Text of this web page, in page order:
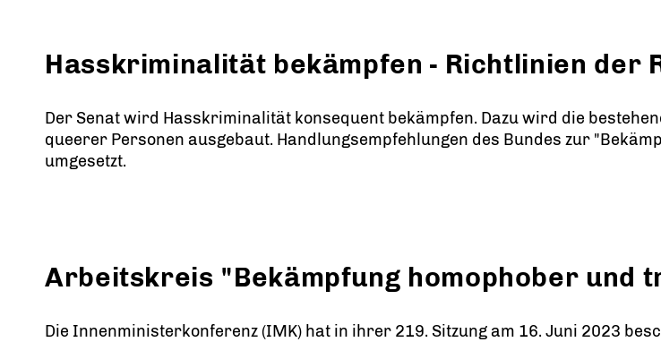
Hasskriminalität bekämpfen - Richtlinien der
Der Senat wird Hasskriminalität konsequent bekämpfen. Dazu wird die
queerer Personen ausgebaut. Handlungsempfehlungen des Bundes zur
umgesetzt.
Arbeitskreis "Bekämpfung homophober und
Die Innenministerkonferenz (IMK) hat in ihrer 219. Sitzung am 16. Juni 2023